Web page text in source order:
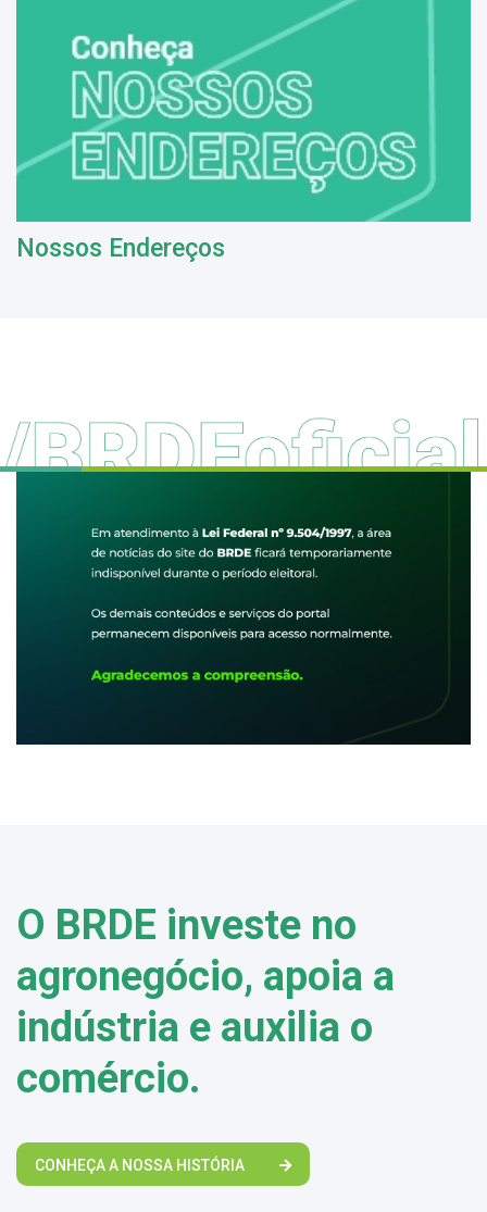
Nossos Endereços
O BRDE investe no
agronegócio, apoia a
indústria e auxilia o
comércio.
CONHEÇA A NOSSA HISTÓRIA